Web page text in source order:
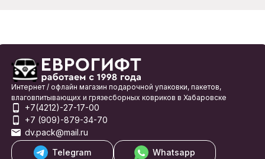
Интернет / офлайн магазин подарочной упаковки, пакетов,
влаговпитывающих и грязесборных ковриков в Хабаровске
+7(4212)-27-17-00
+7 (909)-879-34-70
dv.pack@mail.ru
Telegram
Whatsapp